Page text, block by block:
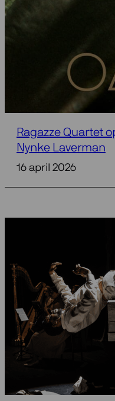
Ragazze Quartet
Nynke Laverman
16 april 2026